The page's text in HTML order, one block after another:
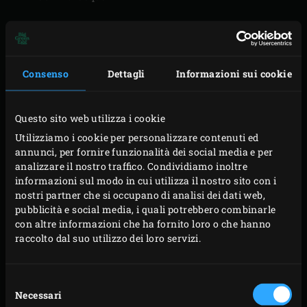
Consenso Dettagli Informazioni sui cookie
Questo sito web utilizza i cookie
Utilizziamo i cookie per personalizzare contenuti ed
annunci, per fornire funzionalità dei social media e per
analizzare il nostro traffico. Condividiamo inoltre
informazioni sul modo in cui utilizza il nostro sito con i
nostri partner che si occupano di analisi dei dati web,
pubblicità e social media, i quali potrebbero combinarle
con altre informazioni che ha fornito loro o che hanno
raccolto dal suo utilizzo dei loro servizi.
delNecessari
PREPARAZIONE
teglia per Gugelhupf con il burro. Tagliate le
albicocche a dadini.
Sbattete il burro con lo zucchero in una ciotola per
qualche minuto. Sbattere le uova e aggiungetele
uno alla volta. Unite la farina e successivamente
quella autolievitante nel composto. Infine, unite le
nell’impasto. Versate tutto in una teglia unta e
distribuite in modo uniforme. Posizionate la teglia